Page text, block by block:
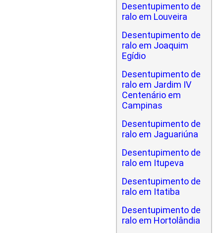
Desentupimento de
ralo em Louveira
Desentupimento de
ralo em Joaquim
Egídio
Desentupimento de
ralo em Jardim IV
Centenário em
Campinas
Desentupimento de
ralo em Jaguariúna
Desentupimento de
ralo em Itupeva
Desentupimento de
ralo em Itatiba
Desentupimento de
ralo em Hortolândia